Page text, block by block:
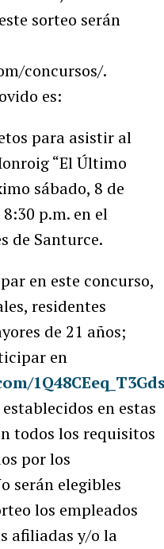
sorteo serán
concursos/.
es:
para asistir al
“El Último
sábado, 8 de
p.m. en el
de Santurce.
en este concurso,
residentes
de 21 años;
en
en estas
todos los requisitos
por los
serán elegibles
los empleados
afiliadas y/o la